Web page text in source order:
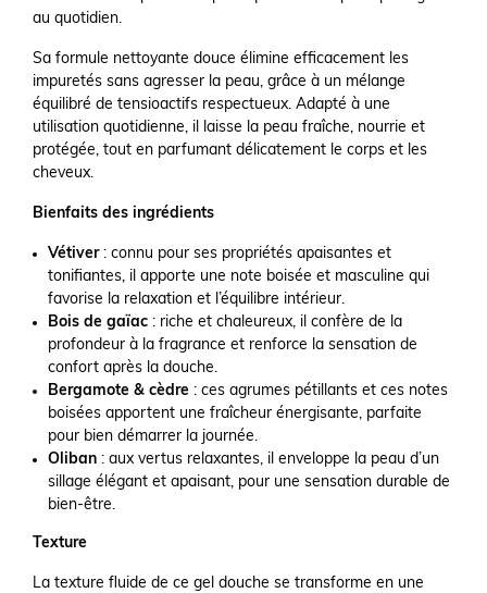
au quotidien.
Sa formule nettoyante douce élimine efficacement les
impuretés sans agresser la peau, grâce à un mélange
équilibré de tensioactifs respectueux. Adapté à une
utilisation quotidienne, il laisse la peau fraîche, nourrie et
protégée, tout en parfumant délicatement le corps et les
cheveux.
Bienfaits des ingrédients
Vétiver: connu pour ses propriétés apaisantes et
tonifiantes, il apporte une note boisée et masculine qui
favorise la relaxation et l’équilibre intérieur.
Bois de gaïac : riche et chaleureux, il confère de la
profondeur à la fragrance et renforce la sensation de
confort après la douche.
Bergamote & cèdre : ces agrumes pétillants et ces notes
boisées apportent une fraîcheur énergisante, parfaite
pour bien démarrer la journée.
Oliban : aux vertus relaxantes, il enveloppe la peau d’un
sillage élégant et apaisant, pour une sensation durable de
bien-être.
Texture
La texture fluide de ce gel douche se transforme en une